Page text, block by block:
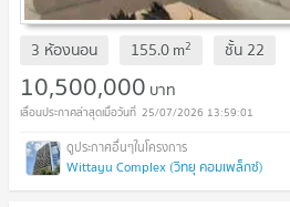
3 ห้องนอน 155.0m2 ชั้น 22
10,500,000 บาท
25/07/2026 13:59:01
Wittayu Complex (วิทยุ คอมเพล็กซ์)